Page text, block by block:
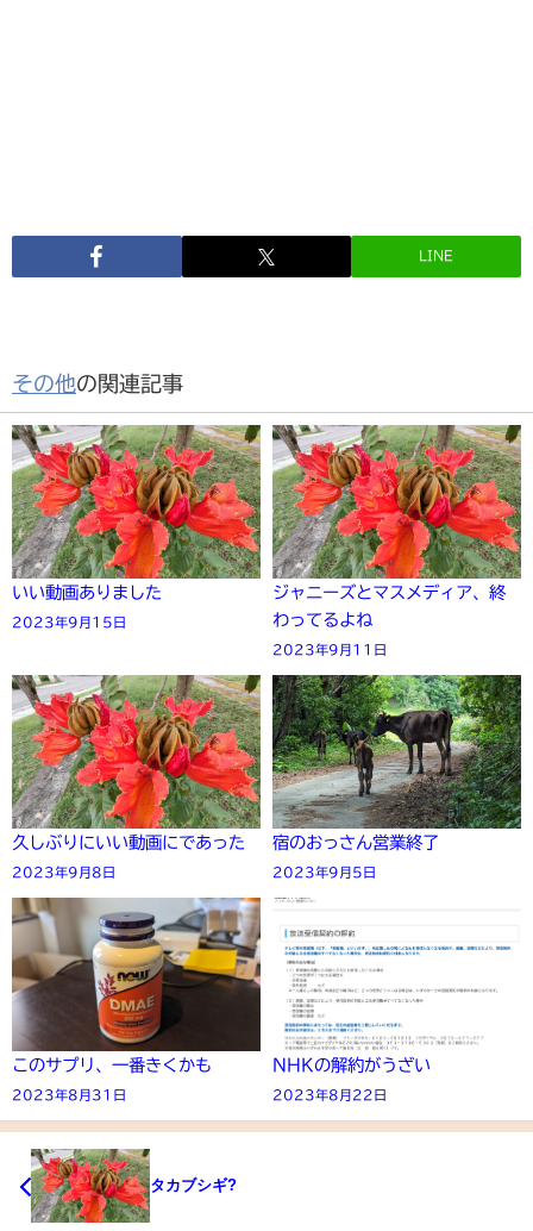
LINE
その他の関連記事
いい動画ありました
2023年9月15日
ジャニーズとマスメディア、終
わってるよね
2023年9月11日
久しぶりにいい動画にであった
2023年9月8日
宿のおっさん営業終了
2023年9月5日
このサプリ、一番きくかも
2023年8月31日
NHKの解約がうざい
2023年8月22日
タカブシギ?